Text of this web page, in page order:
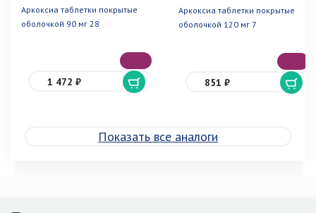
Аркоксиа таблетки покрытые
оболочкой 90 мг 28
1 472 ₽
Аркоксиа таблетки покрытые
оболочкой 120 мг 7
851 ₽
Показать все аналоги